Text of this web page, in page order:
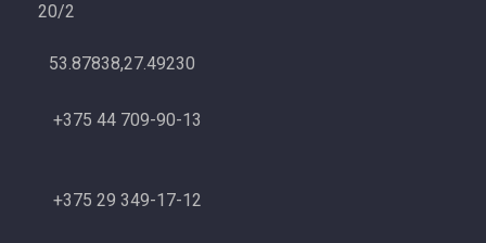
20/2
53.87838,27.49230
+375 44 709-90-13
+375 29 349-17-12